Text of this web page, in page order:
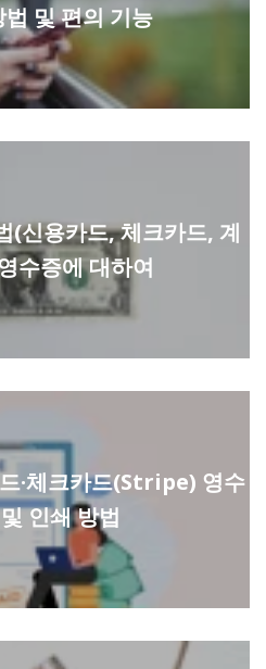
및 편의 기능
신용카드, 체크카드, 계
수증에 대하여
·체크카드(Stripe) 영수
인쇄 방법